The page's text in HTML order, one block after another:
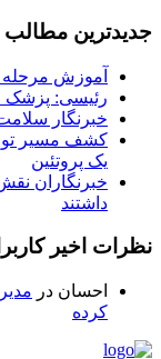
جدیدترین مطالب
آموزش مرحله
رئیسی: پزشک
خبرنگار
کشف مسیر
یک پروتئین
خبرنگاران
داشتند
نظرات اخیر
احسان در
کرده